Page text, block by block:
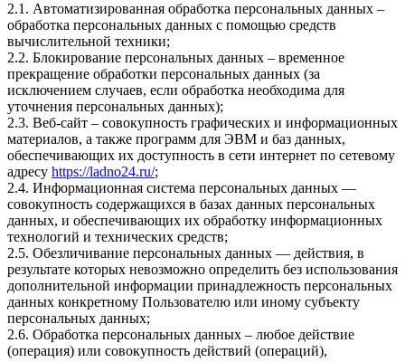
2.1. Автоматизированная обработка персональных данных –
обработка персональных данных с помощью средств
вычислительной техники;
2.2. Блокирование персональных данных – временное
прекращение обработки персональных данных (за
исключением случаев, если обработка необходима для
уточнения персональных данных);
2.3. Веб-сайт – совокупность графических и информационных
материалов, а также программ для ЭВМ и баз данных,
обеспечивающих их доступность в сети интернет по сетевому
адресу https://ladno24.ru/;
2.4. Информационная система персональных данных —
совокупность содержащихся в базах данных персональных
данных, и обеспечивающих их обработку информационных
технологий и технических средств;
2.5. Обезличивание персональных данных — действия, в
результате которых невозможно определить без использования
дополнительной информации принадлежность персональных
данных конкретному Пользователю или иному субъекту
персональных данных;
2.6. Обработка персональных данных – любое действие
(операция) или совокупность действий (операций),